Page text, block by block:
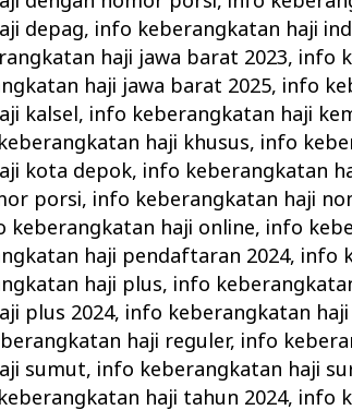
depag, info keberangkatan haji
haji jawa barat 2023, info
haji jawa barat 2025, info
kalsel, info keberangkatan haji
haji khusus, info
kota depok, info keberangkatan
porsi, info keberangkatan haji
keberangkatan haji online, info
haji pendaftaran 2024, info
haji plus, info
plus 2024, info keberangkatan
haji reguler, info
sumut, info keberangkatan haji
haji tahun 2024, info